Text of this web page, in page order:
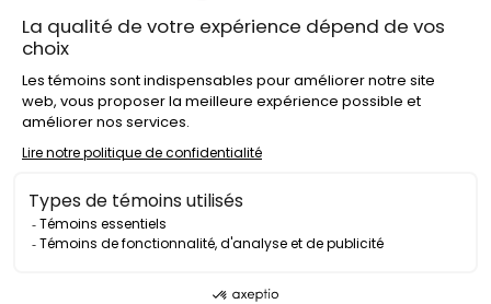
Stationnements
proximité de
nos salles
Politique de
d’auteur
2026